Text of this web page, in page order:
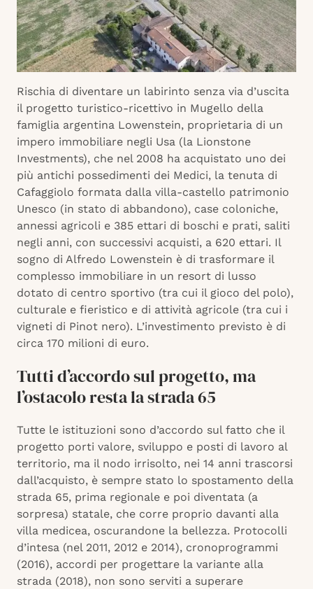
Rischia di diventare un labirinto senza via d’uscita
il progetto turistico-ricettivo in Mugello della
famiglia argentina Lowenstein, proprietaria di un
impero immobiliare negli Usa (la Lionstone
Investments), che nel 2008 ha acquistato uno dei
più antichi possedimenti dei Medici, la tenuta di
Cafaggiolo formata dalla villa-castello patrimonio
Unesco (in stato di abbandono), case coloniche,
annessi agricoli e 385 ettari di boschi e prati, saliti
negli anni, con successivi acquisti, a 620 ettari. Il
sogno di Alfredo Lowenstein è di trasformare il
complesso immobiliare in un resort di lusso
dotato di centro sportivo (tra cui il gioco del polo),
culturale e fieristico e di attività agricole (tra cui i
vigneti di Pinot nero). L’investimento previsto è di
circa 170 milioni di euro.
Tutti d’accordo sul progetto, ma
l’ostacolo resta la strada 65
Tutte le istituzioni sono d’accordo sul fatto che il
progetto porti valore, sviluppo e posti di lavoro al
territorio, ma il nodo irrisolto, nei 14 anni trascorsi
dall’acquisto, è sempre stato lo spostamento della
strada 65, prima regionale e poi diventata (a
sorpresa) statale, che corre proprio davanti alla
villa medicea, oscurandone la bellezza. Protocolli
d’intesa (nel 2011, 2012 e 2014), cronoprogrammi
(2016), accordi per progettare la variante alla
strada (2018), non sono serviti a superare